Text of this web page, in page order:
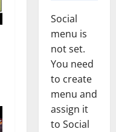
Social
menu is
not set.
You need
to create
menu and
assign it
to Social